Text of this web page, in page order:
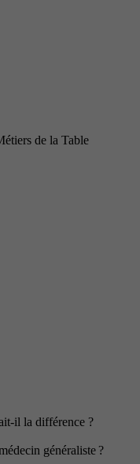
de la Table
il la différence ?
généraliste ?